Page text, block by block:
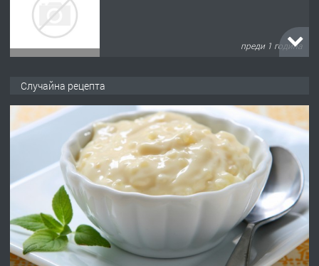
преди 1 година
преди 2 години
ПРЕДЛАГА
УДЪЛЖАВАНЕ НА ЧОВЕШКИЯТ
ЖИВОТ И ПОДОБРЯВАНЕ НА
НЕГОВОТО КАЧЕСТВО
преди 2 години
Случайна рецепта